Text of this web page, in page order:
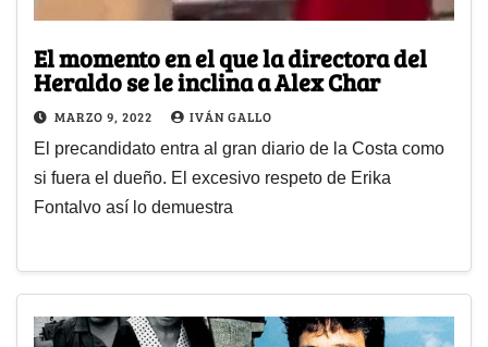
El momento en el que la directora del
Heraldo se le inclina a Alex Char
MARZO 9, 2022 IVÁN GALLO
El precandidato entra al gran diario de la Costa como
si fuera el dueño. El excesivo respeto de Erika
Fontalvo así lo demuestra